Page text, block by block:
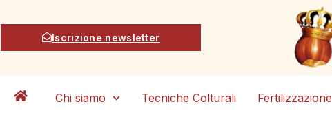
Iscrizione newsletter
Chi siamo Tecniche Colturali Fertilizzazione